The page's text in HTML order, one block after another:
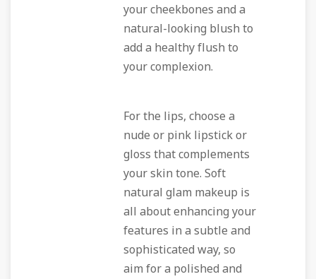
your cheekbones and a
natural-looking blush to
add a healthy flush to
your complexion.
For the lips, choose a
nude or pink lipstick or
gloss that complements
your skin tone. Soft
natural glam makeup is
all about enhancing your
features in a subtle and
sophisticated way, so
aim for a polished and